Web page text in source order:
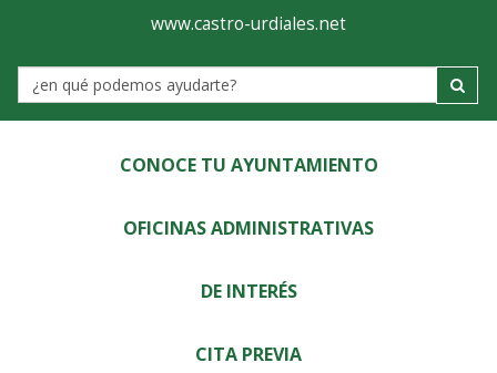
Ayuntamiento
de
Castro-
Urdiales
www.castro-urdiales.net
Label
CONOCE TU AYUNTAMIENTO
OFICINAS ADMINISTRATIVAS
DE INTERÉS
CITA PREVIA